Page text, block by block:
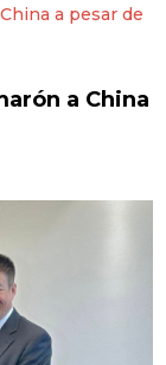
a China